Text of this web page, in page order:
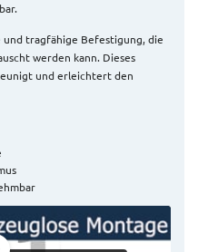
tragfähige Befestigung, die
werden kann. Dieses
und erleichtert den